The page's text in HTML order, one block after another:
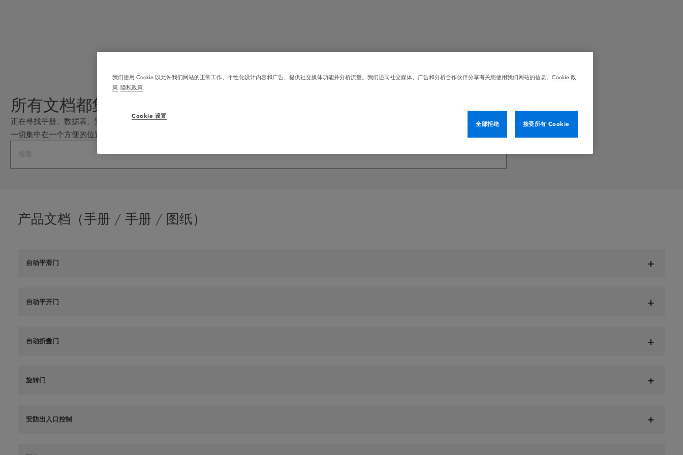
所有文档都集中在一个位置
正在寻找手册、数据表、安装说明、 BIM 图纸或证书？我们的下载页面可让您直接访问指定、安装和维护瑞可达自动门解决方案所需的所有文档。
一切集中在一个方便的位置。
产品文档（手册 / 手册 / 图纸）
自动平滑门
自动平开门
自动折叠门
旋转门
安防出入口控制
我们使用 Cookie 以允许我们网站的正常工作、个性化设计内容和广告、提供社交媒体功能并分析流量。我们还同社交媒体、广告和分析合作伙伴分享有关您使用我们网站的信息。 Cookie 政
策 隐私政策
Cookie 设置
全部拒绝
接受所有 Cookie